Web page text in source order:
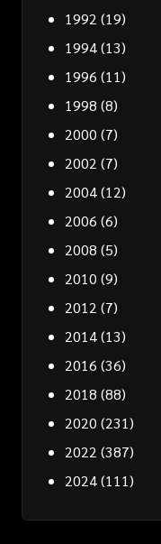
1992 (19)
1994(13)
1996 (11)
1998 (8)
2000 (7)
2002 (7)
2004(12)
2006 (6)
2008 (5)
2010 (9)
2012 (7)
2014(13)
2016 (36)
2018 (88)
2020 (231)
2022 (387)
2024(111)